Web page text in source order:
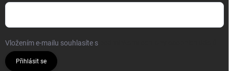
Vložením e-mailu souhlasíte s
Přihlásit se